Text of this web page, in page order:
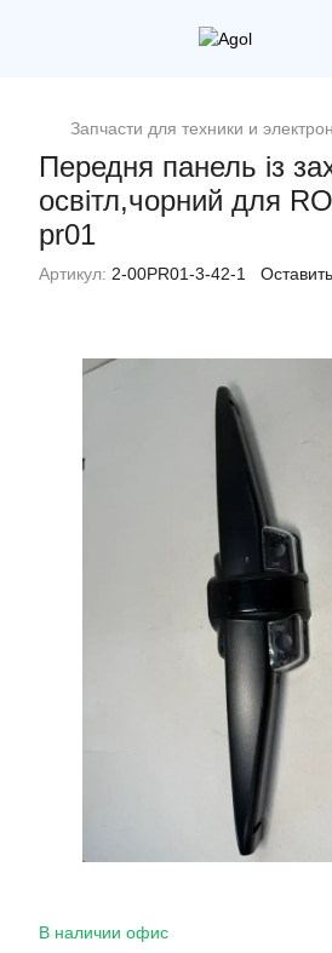
Запчасти для техники и
Передня панель із
освітл,чорний для
pr01
Артикул: 2-00PR01-3-42-1
В наличии офис